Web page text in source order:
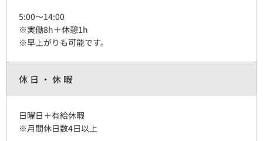
5:00～14:00
※実働8h＋休憩1h
※早上がりも可能です。
休日・休暇
日曜日＋有給休暇
※月間休日数4日以上